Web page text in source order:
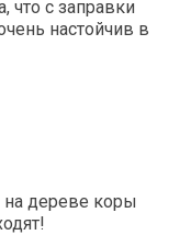
с заправки
настойчив в
на дереве коры